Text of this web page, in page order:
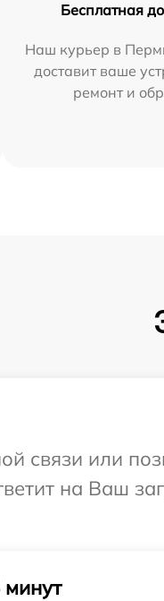
Бесплатная
Наш курьер в
доставит ваше
ремонт и
связи или
на Ваш